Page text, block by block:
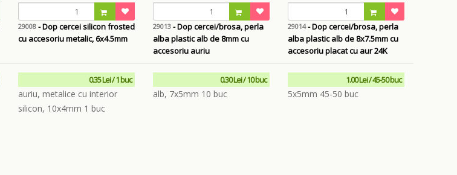
29008- Dop cercei silicon frosted
cu accesoriu metalic, 6x4.5mm
29013- Dop cercei/brosa, perla
alba plastic alb de 8mm cu
accesoriu auriu
29014- Dop cercei/brosa, perla
alba plastic alb de 8x7.5mm cu
accesoriu placat cu aur 24K
0.35 Lei / 1 buc 0.30 Lei / 10 buc 1.00 Lei / 45-50 buc